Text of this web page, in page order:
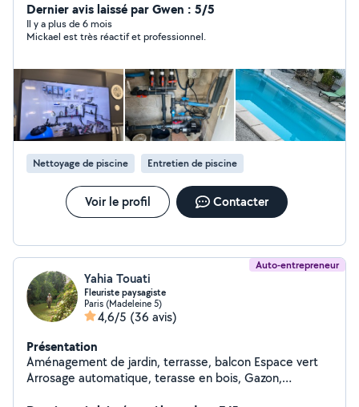
trouver ensemble une solution. Disponible attentif et
professionnel vous ne serez pas déçus ! À bientôt
Dernier avis laissé par Gwen : 5/5
Il y a plus de 6 mois
Mickael est très réactif et professionnel.
Nettoyage de piscine Entretien de piscine
Voir le profil Contacter
Auto-entrepreneur
Yahia Touati
Fleuriste paysagiste
Paris (Madeleine 5)
4,6/5 (36 avis)
Présentation
Aménagement de jardin, terrasse, balcon Espace vert
Arrosage automatique, terasse en bois, Gazon,